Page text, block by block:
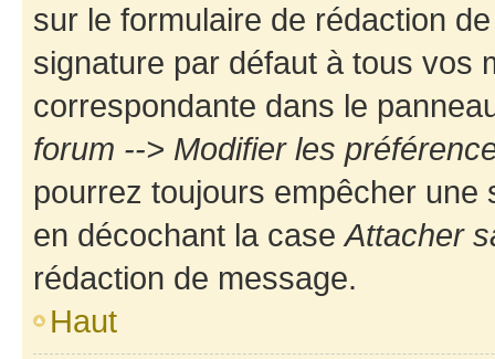
sur le formulaire de rédaction
signature par défaut à tous vos
correspondante dans le
forum --> Modifier les
pourrez toujours empêcher une
en décochant la caseAttacher
rédaction de message.
Haut